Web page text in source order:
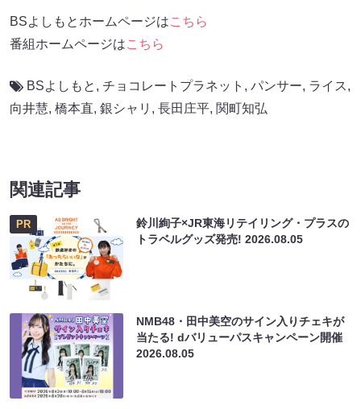
BSよしもとホームページはこちら
番組ホームページはこちら
BSよしもと , チョコレートプラネット , パンサー, ライス,
向井慧, 橋本直, 銀シャリ , 長田庄平, 関町知弘
関連記事
PR
鈴川絢子×JR東海リテイリング・プラスの
トラベルグッズ発売!2026.08.05
NMB48・田中美空のサイン入りチェキが
当たる! dバリューパスキャンペーン開催
2026.08.05